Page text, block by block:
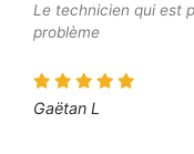
Le technicien qui est
problème
Gaëtan L